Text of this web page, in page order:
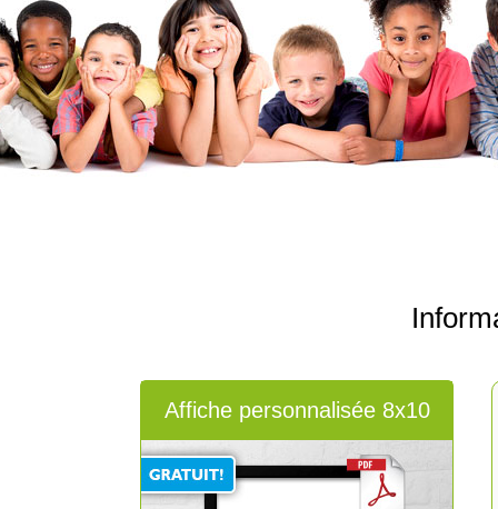
Affiche personnalisée 8x10